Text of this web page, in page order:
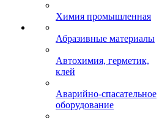
Химия промышленная
Абразивные материалы
Автохимия, герметик,
клей
Аварийно-спасательное
оборудование